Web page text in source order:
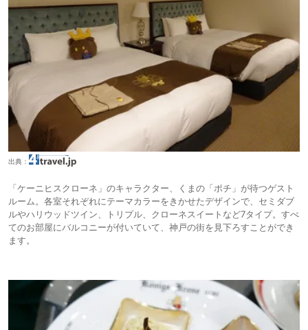
出典：
「ケーニヒスクローネ」のキャラクター、くまの「ポチ」が待つゲスト
ルーム。各室それぞれにテーマカラーをきかせたデザインで、セミダブ
ルやハリウッドツイン、トリプル、クローネスイートなど7タイプ。すべ
てのお部屋にバルコニーが付いていて、神戸の街を見下ろすことができ
ます。